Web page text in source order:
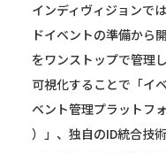
インディヴィジョンで
ドイベントの準備から
をワンストップで管理
可視化することで「イ
ベント管理プラットフ
）」、独自のID統合技